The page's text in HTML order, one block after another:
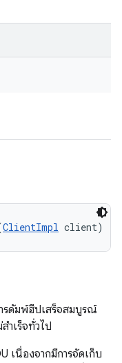
ClientImpl client)
ารดัมพ์ฮีปเสร็จสมบูรณ์
ำเร็จทั่วไป
เนื่องจากมีการจัดเก็บ